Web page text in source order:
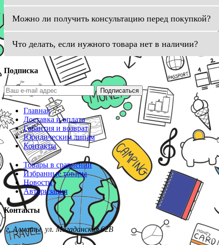
Можно ли получить консультацию перед покупкой?
Что делать, если нужного товара нет в наличии?
Подписка
Подписаться
Главная
Доставка и оплата
Гарантия и возврат
Юридическим лицам
Контакты
Товары в сравнении
Избранные товары
Новости
Авторизация
Контакты
г. Алматы, ул. Магаданская 62В